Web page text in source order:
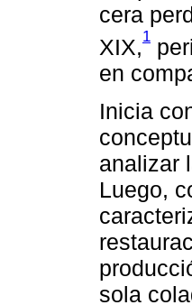
cera
XIX,1
en
Inicia
analizar
Luego,
sola